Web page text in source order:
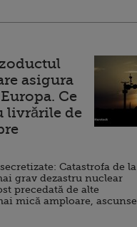
asigura
Ce
livrările de
Catastrofa de la
grav dezastru nuclear
precedată de alte
mică amploare, ascunse